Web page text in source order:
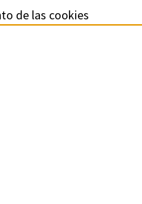
de las cookies